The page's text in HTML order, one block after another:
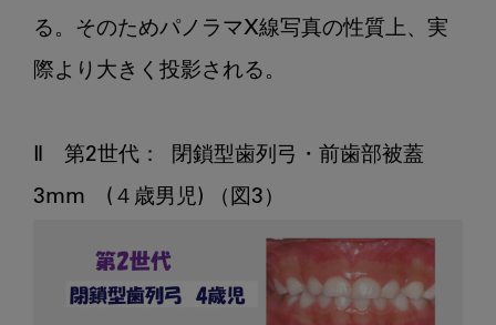
る。そのためパノラマX線写真の性質上、実
際より大きく投影される。
Ⅱ　第2世代：  閉鎖型歯列弓・前歯部被蓋